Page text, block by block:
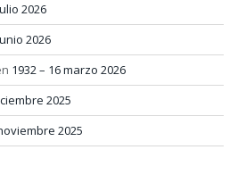
2026
2026
1932 – 16 marzo 2026
2025
2025